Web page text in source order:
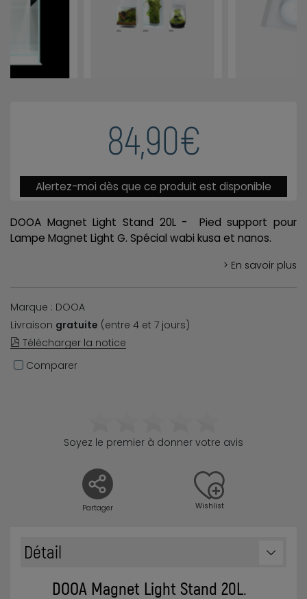
84,90€
Alertez-moi dès que ce produit est disponible
DOOA Magnet Light Stand 20L - Pied support pour
Lampe Magnet Light G. Spécial wabi kusa et nanos.
> En savoir plus
Marque : DOOA
Livraison gratuite (entre 4 et 7 jours)
Télécharger la notice
Comparer
Partager
Soyez le premier à donner votre avis
Wishlist
Détail
DOOA Magnet Light Stand 20L